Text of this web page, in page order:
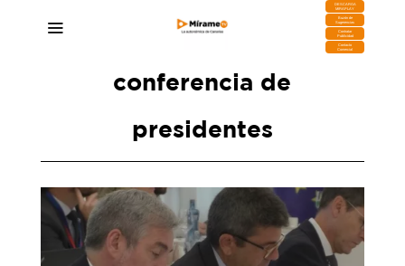
DESCARGA
MIRAPLAY
Buzón de
Sugerencias
Contratar
Publicidad
Contacto
Comercial
conferencia de
presidentes